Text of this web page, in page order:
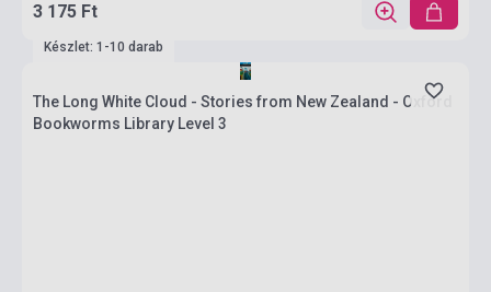
3 175 Ft
Készlet: 1-10 darab
The Long White Cloud - Stories from New Zealand - Oxford
Bookworms Library Level 3